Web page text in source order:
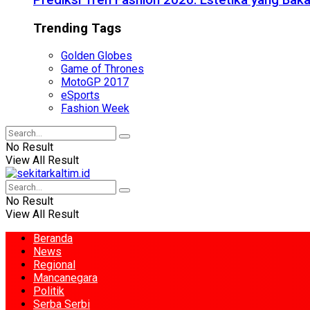
Trending Tags
Golden Globes
Game of Thrones
MotoGP 2017
eSports
Fashion Week
No Result
View All Result
No Result
View All Result
Beranda
News
Regional
Mancanegara
Politik
Serba Serbi